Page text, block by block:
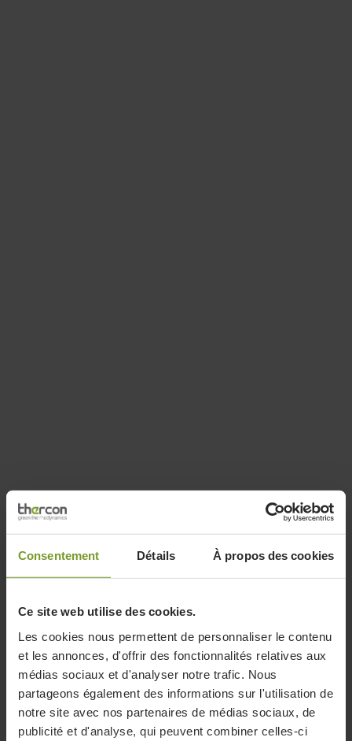
Consentement Détails À propos des cookies
Ce site web utilise des cookies.
Les cookies nous permettent de personnaliser le contenu
et les annonces, d'offrir des fonctionnalités relatives aux
médias sociaux et d'analyser notre trafic. Nous
partageons également des informations sur l'utilisation de
notre site avec nos partenaires de médias sociaux, de
publicité et d'analyse, qui peuvent combiner celles-ci